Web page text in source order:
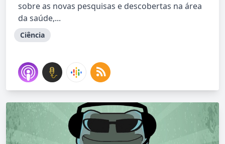
sobre as novas pesquisas e descobertas na área
da saúde,...
Ciência